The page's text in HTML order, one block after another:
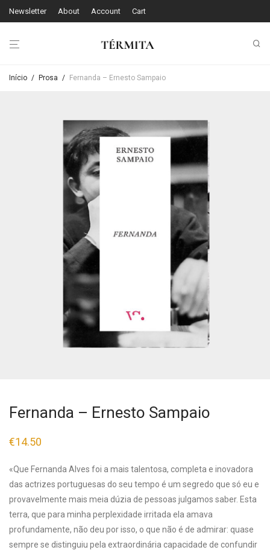
Newsletter About Account Cart
Início / Prosa / Fernanda – Ernesto Sampaio
Fernanda – Ernesto Sampaio
€14.50
«Que Fernanda Alves foi a mais talentosa, completa e inovadora
das actrizes portuguesas do seu tempo é um segredo que só eu e
provavelmente mais meia dúzia de pessoas julgamos saber. Esta
terra, que para minha perplexidade irritada ela amava
profundamente, não deu por isso, o que não é de admirar: quase
sempre se distinguiu pela extraordinária capacidade de confundir